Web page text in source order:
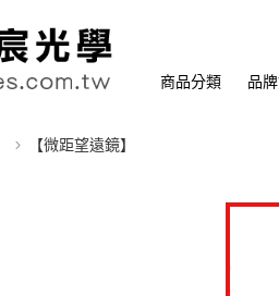
商品分類 品
【微距望遠鏡】